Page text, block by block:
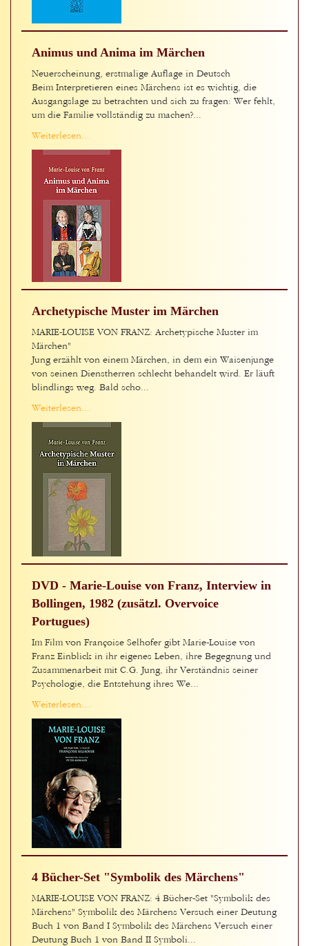
Animus und Anima im Märchen
Neuerscheinung, erstmalige Auflage in Deutsch
Beim Interpretieren eines Märchens ist es wichtig, die
Ausgangslage zu betrachten und sich zu fragen: Wer fehlt,
um die Familie vollständig zu machen?...
Weiterlesen...
Archetypische Muster im Märchen
MARIE-LOUISE VON FRANZ: Archetypische Muster im
Märchen"
Jung erzählt von einem Märchen, in dem ein Waisenjunge
von seinen Dienstherren schlecht behandelt wird. Er läuft
blindlings weg. Bald scho...
Weiterlesen...
DVD - Marie-Louise von Franz, Interview in
Bollingen, 1982 (zusätzl. Overvoice
Portugues)
Im Film von Françoise Selhofer gibt Marie-Louise von
Franz Einblick in ihr eigenes Leben, ihre Begegnung und
Zusammenarbeit mit C.G. Jung, ihr Verständnis seiner
Psychologie, die Entstehung ihres We...
Weiterlesen...
4 Bücher-Set "Symbolik des Märchens"
MARIE-LOUISE VON FRANZ: 4 Bücher-Set "Symbolik des
Märchens" Symbolik des Märchens Versuch einer Deutung
Buch 1 von Band I Symbolik des Märchens Versuch einer
Deutung Buch 1 von Band II Symboli...